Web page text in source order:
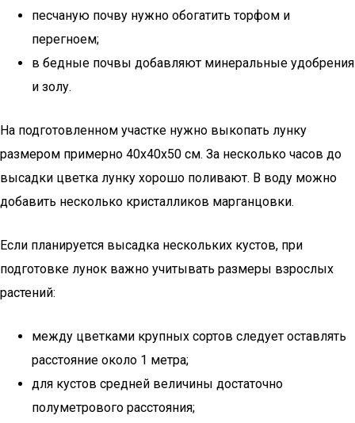
песчаную почву нужно обогатить торфом и
перегноем;
в бедные почвы добавляют минеральные удобрения
и золу.
На подготовленном участке нужно выкопать лунку
размером примерно 40x40x50 см. За несколько часов до
высадки цветка лунку хорошо поливают. В воду можно
добавить несколько кристалликов марганцовки.
Если планируется высадка нескольких кустов, при
подготовке лунок важно учитывать размеры взрослых
растений:
между цветками крупных сортов следует оставлять
расстояние около 1 метра;
для кустов средней величины достаточно
полуметрового расстояния;